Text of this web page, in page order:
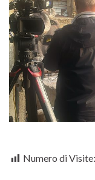
Numero di Visite: